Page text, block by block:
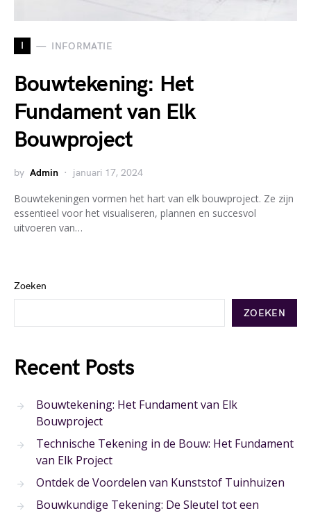
I INFORMATIE
Bouwtekening: Het
Fundament van Elk
Bouwproject
by Admin januari 17, 2024
Bouwtekeningen vormen het hart van elk bouwproject. Ze zijn
essentieel voor het visualiseren, plannen en succesvol
uitvoeren van…
Zoeken
ZOEKEN
Recent Posts
Bouwtekening: Het Fundament van Elk
Bouwproject
Technische Tekening in de Bouw: Het Fundament
van Elk Project
Ontdek de Voordelen van Kunststof Tuinhuizen
Bouwkundige Tekening: De Sleutel tot een